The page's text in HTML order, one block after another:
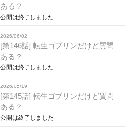
ある？
公開は終了しました
2026/06/02
[第146話] 転生ゴブリンだけど質問
ある？
公開は終了しました
2026/05/19
[第145話] 転生ゴブリンだけど質問
ある？
公開は終了しました